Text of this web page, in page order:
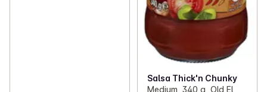
Salsa Thick'n Chunky
Medium, 340 g, Old El